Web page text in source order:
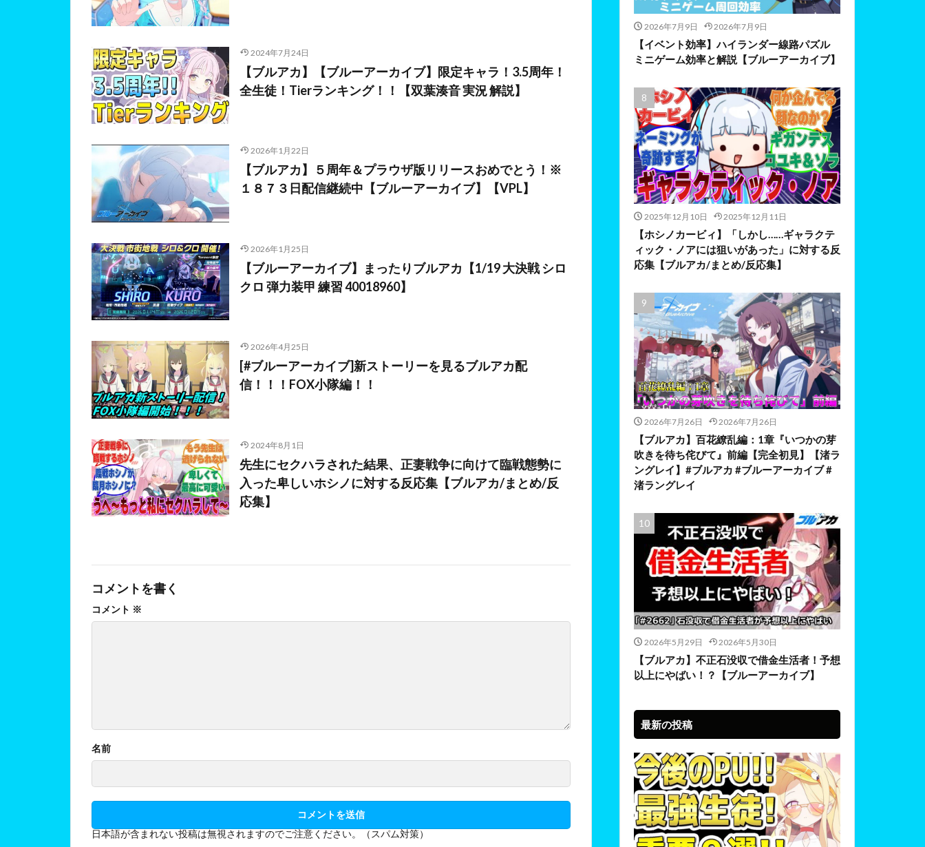
2024年7月24日
【ブルアカ】【ブルーアーカイブ】限定キャラ！3.5周年！
全生徒！Tierランキング！！【双葉湊音 実況 解説】
2026年1月22日
【ブルアカ】５周年＆プラウザ版リリースおめでとう！※
１８７３日配信継続中【ブルーアーカイブ】【VPL】
2026年1月25日
【ブルーアーカイブ】まったりブルアカ【1/19 大決戦 シロ
クロ 弾力装甲 練習 40018960】
2026年4月25日
[#ブルーアーカイブ]新ストーリーを見るブルアカ配
信！！！FOX小隊編！！
2024年8月1日
先生にセクハラされた結果、正妻戦争に向けて臨戦態勢に
入った卑しいホシノに対する反応集【ブルアカ/まとめ/反
応集】
コメントを書く
コメント ※
名前
日本語が含まれない投稿は無視されますのでご注意ください。（スパム対策）
2026年7月9日 2026年7月9日
【イベント効率】ハイランダー線路パズル
ミニゲーム効率と解説【ブルーアーカイブ】
2025年12月10日 2025年12月11日
【ホシノカービィ】「しかし……ギャラクテ
ィック・ノアには狙いがあった」に対する反
応集【ブルアカ/まとめ/反応集】
2026年7月26日 2026年7月26日
【ブルアカ】百花繚乱編：1章『いつかの芽
吹きを待ち侘びて』前編【完全初見】【渚ラ
ングレイ】#ブルアカ #ブルーアーカイブ #
渚ラングレイ
2026年5月29日 2026年5月30日
【ブルアカ】不正石没収で借金生活者！予想
以上にやばい！？【ブルーアーカイブ】
最新の投稿